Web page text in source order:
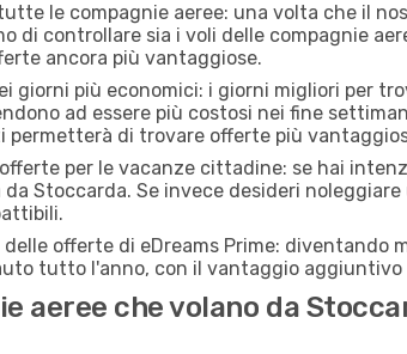
le compagnie aeree: una volta che il
di controllare sia i voli delle compagnie
ancora più vantaggiose.
giorni più economici: i giorni migliori per
ad essere più costosi nei fine
permetterà di trovare offerte più
offerte per le vacanze cittadine: se hai
Stoccarda. Se invece desideri
offerte di eDreams Prime: diventando
tutto l'anno, con il vantaggio
aeree che volano da